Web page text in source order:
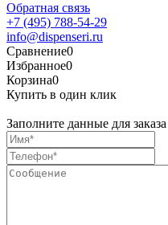
Обратная связь
+7 (495) 788-54-29
info@dispenseri.ru
Сравнение0
Избранное0
Корзина0
Купить в один клик
Заполните данные для заказа